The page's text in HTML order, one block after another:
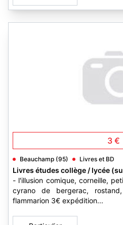
3 €
Beauchamp (95) Livres et BD
Livres études collège / lycée
- l'illusion comique, corneille,
cyrano de bergerac,
flammarion 3€ expédition...